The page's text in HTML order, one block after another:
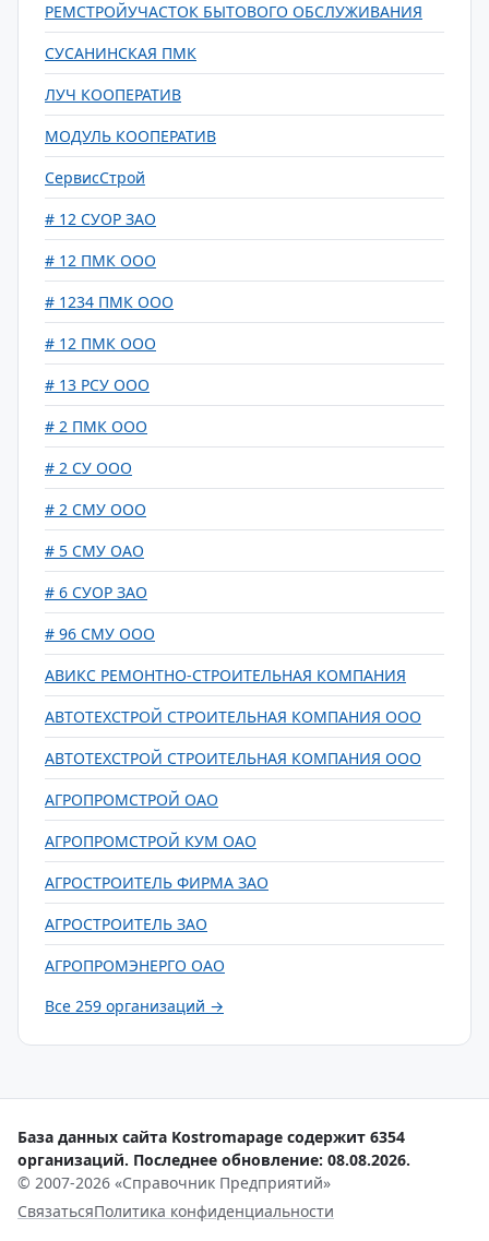
РЕМСТРОЙУЧАСТОК БЫТОВОГО ОБСЛУЖИВАНИЯ
СУСАНИНСКАЯ ПМК
ЛУЧ КООПЕРАТИВ
МОДУЛЬ КООПЕРАТИВ
СервисСтрой
# 12 СУОР ЗАО
# 12 ПМК ООО
# 1234 ПМК ООО
# 12 ПМК ООО
# 13 РСУ ООО
# 2 ПМК ООО
# 2 СУ ООО
# 2 СМУ ООО
# 5 СМУ ОАО
# 6 СУОР ЗАО
# 96 СМУ ООО
АВИКС РЕМОНТНО-СТРОИТЕЛЬНАЯ КОМПАНИЯ
АВТОТЕХСТРОЙ СТРОИТЕЛЬНАЯ КОМПАНИЯ ООО
АВТОТЕХСТРОЙ СТРОИТЕЛЬНАЯ КОМПАНИЯ ООО
АГРОПРОМСТРОЙ ОАО
АГРОПРОМСТРОЙ КУМ ОАО
АГРОСТРОИТЕЛЬ ФИРМА ЗАО
АГРОСТРОИТЕЛЬ ЗАО
АГРОПРОМЭНЕРГО ОАО
Все 259 организаций →
База данных сайта Kostromapage содержит 6354
организаций. Последнее обновление: 08.08.2026.
© 2007-2026 «Справочник Предприятий»
СвязатьсяПолитика конфиденциальности